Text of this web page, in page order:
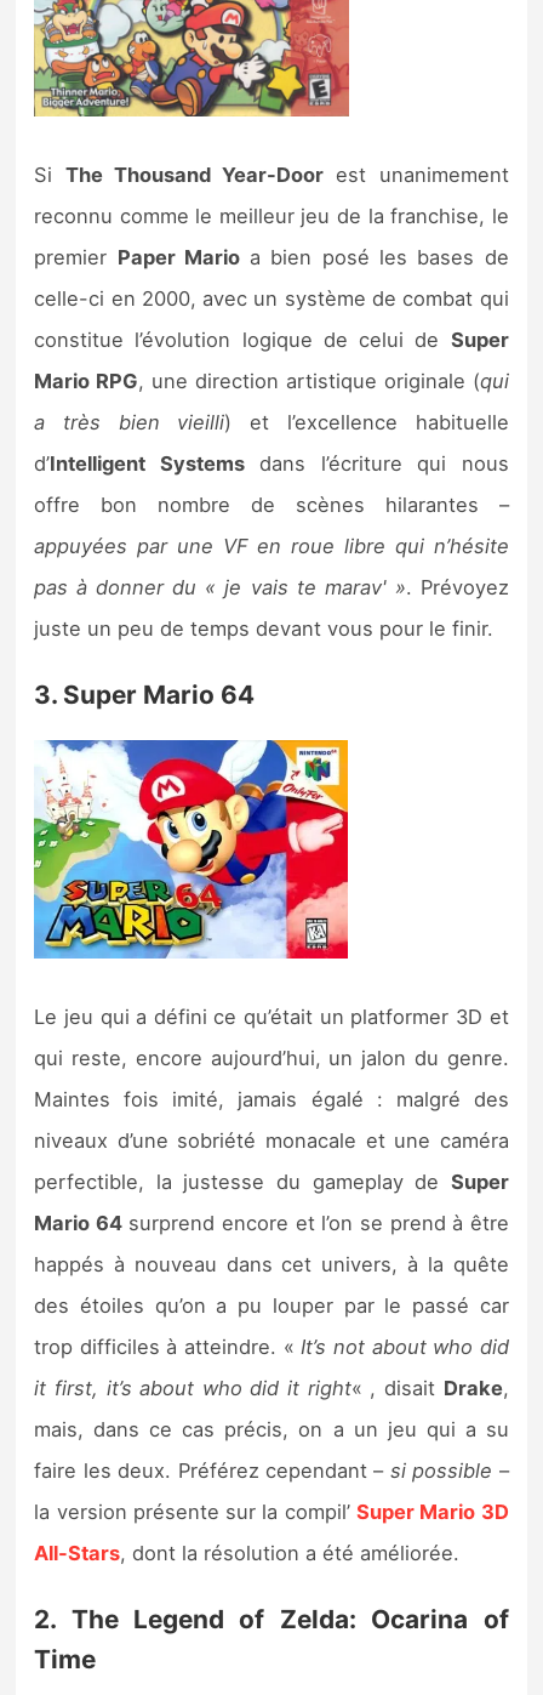
Si The Thousand Year-Door est unanimement
reconnu comme le meilleur jeu de la franchise, le
premier Paper Marioa bien posé les bases de
celle-ci en 2000, avec un système de combat qui
constitue l’évolution logique de celui de Super
Mario RPG, une direction artistique originale (qui
a très bien vieilli) et l’excellence habituelle
d’Intelligent Systemsdans l’écriture qui nous
offre bon nombre de scènes hilarantes –
appuyées par une VF en roue libre qui n’hésite
pas à donner du « je vais te marav' ». Prévoyez
juste un peu de temps devant vous pour le finir.
3. Super Mario 64
Le jeu qui a défini ce qu’était un platformer 3D et
qui reste, encore aujourd’hui, un jalon du genre.
Maintes fois imité, jamais égalé : malgré des
niveaux d’une sobriété monacale et une caméra
perfectible, la justesse du gameplay de Super
Mario 64surprend encore et l’on se prend à être
happés à nouveau dans cet univers, à la quête
des étoiles qu’on a pu louper par le passé car
trop difficiles à atteindre. «It’s not about who did
it first, it’s about who did it right« , disait Drake,
mais, dans ce cas précis, on a un jeu qui a su
faire les deux. Préférez cependant – si possible –
la version présente sur la compil’Super Mario 3D
All-Stars, dont la résolution a été améliorée.
2. The Legend of Zelda: Ocarina of
Time